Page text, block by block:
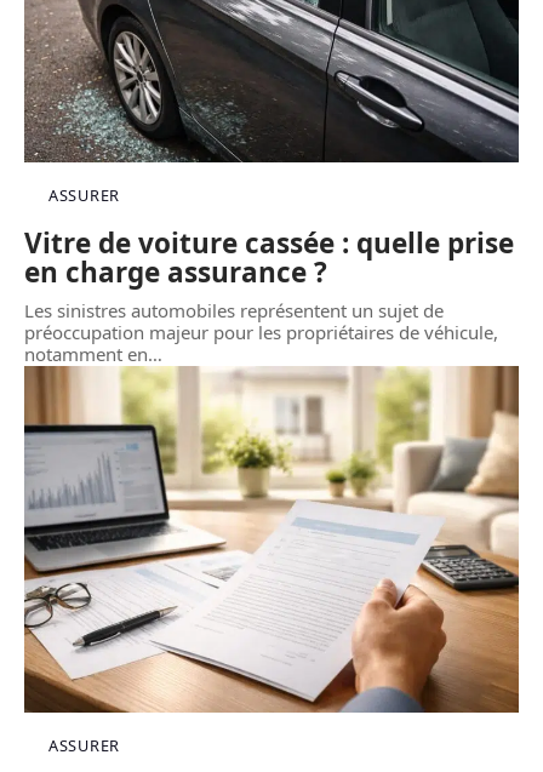
ASSURER
Vitre de voiture cassée : quelle prise
en charge assurance ?
Les sinistres automobiles représentent un sujet de
préoccupation majeur pour les propriétaires de véhicule,
notamment en…
ASSURER